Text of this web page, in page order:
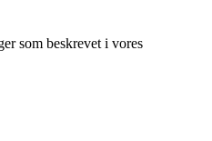
som beskrevet i vores